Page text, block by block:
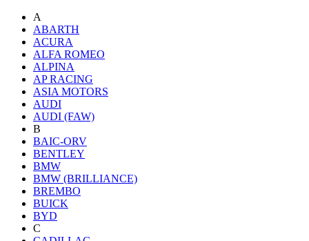
A
ABARTH
ACURA
ALFA ROMEO
ALPINA
AP RACING
ASIA MOTORS
AUDI
AUDI (FAW)
B
BAIC-ORV
BENTLEY
BMW
BMW (BRILLIANCE)
BREMBO
BUICK
BYD
C